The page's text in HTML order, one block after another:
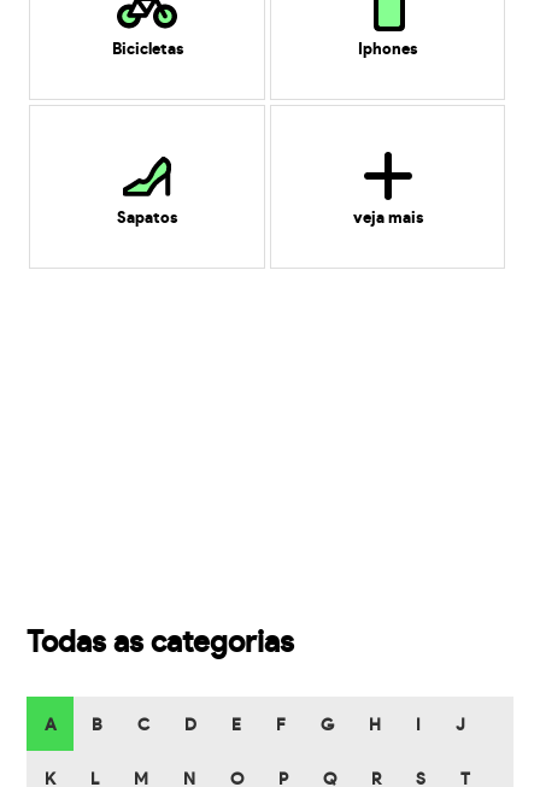
Bicicletas Iphones
Sapatos veja mais
Todas as categorias
A B C D E F G H J
K L M N O P Q R S T